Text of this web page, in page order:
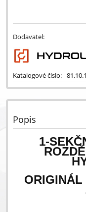
Dodavatel:
Katalogové číslo:
Popis
1-
ORIGINÁL